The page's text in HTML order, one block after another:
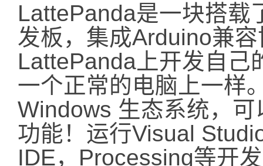
LattePanda是一块搭载
发板，集成Arduino兼
LattePanda上开发自己
一个正常的电脑上一样
Windows 生态系统，
功能！运行Visual
IDE，Processing等开